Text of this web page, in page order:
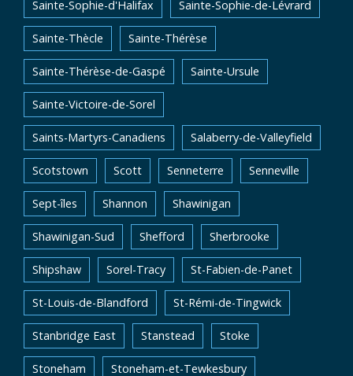
Sainte-Sophie-d'Halifax Sainte-Sophie-de-Lévrard
Sainte-Thècle Sainte-Thérèse
Sainte-Thérèse-de-Gaspé Sainte-Ursule
Sainte-Victoire-de-Sorel
Saints-Martyrs-Canadiens Salaberry-de-Valleyfield
Scotstown Scott Senneterre Senneville
Sept-îles Shannon Shawinigan
Shawinigan-Sud Shefford Sherbrooke
Shipshaw Sorel-Tracy St-Fabien-de-Panet
St-Louis-de-Blandford St-Rémi-de-Tingwick
Stanbridge East Stanstead Stoke
Stoneham Stoneham-et-Tewkesbury